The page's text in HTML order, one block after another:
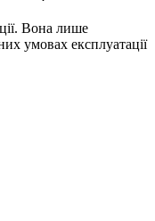
Вона лише
умовах експлуатації